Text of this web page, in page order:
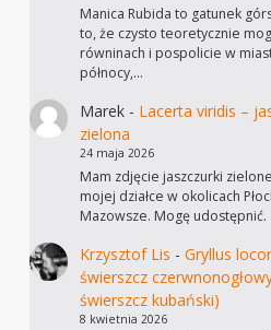
Manica Rubida to gatunek
to, że czysto teoretycznie
równinach i pospolicie w
północy,…
Marek- Lacerta viridis –
zielona
24 maja 2026
Mam zdjęcie jaszczurki
mojej działce w okolicach
Mazowsze. Mogę udostępnić.
Krzysztof Lis - Gryllus
świerszcz
świerszcz kubański)
8 kwietnia 2026